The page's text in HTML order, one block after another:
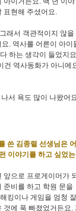
표현해 주셨어요.
래서 객관적이지 않
. 역사를 어른이 아이
하는 생각이 들었지
역사동화가 아니에
서 욕도 많이 나왔어
쓴 김종렬 선생님은 어
이야기를 하고 싶었는
으로 프로게이머가
준비를 하고 학원 문을
킹이나 게임을 엄청 잘
에 푹 빠졌었거든요.